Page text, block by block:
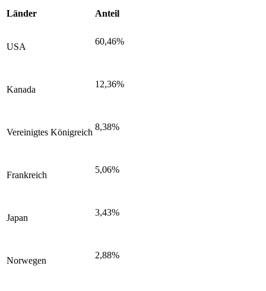
Länder Anteil
USA
60,46%
Kanada
12,36%
Vereinigtes Königreich
8,38%
Frankreich
5,06%
Japan
3,43%
Norwegen
2,88%